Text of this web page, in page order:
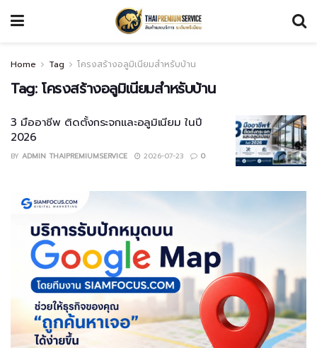
Home Tag โครงสร้างอลูมิเนียมสำหรับบ้าน
Tag: โครงสร้างอลูมิเนียมสำหรับบ้าน
3 มืออาชีพ ติดตั้งกระจกและอลูมิเนียม ในปี
2026
BY ADMIN THAIPREMIUMSERVICE 2026-07-23 0